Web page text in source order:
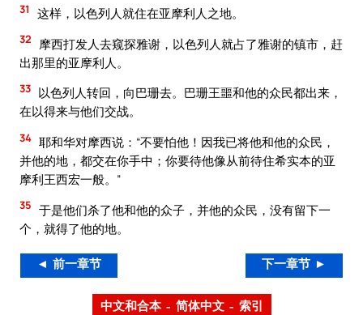
31 这样，以色列人就住在亚摩利人之地。
32
摩西打发人去窥探雅谢，以色列人就占了雅谢的镇市，赶
出那里的亚摩利人。
33 以色列人转回，向巴珊去。巴珊王噩和他的众民都出来，
在以得来与他们交战。
34 耶和华对摩西说：“不要怕他！因我已将他和他的众民，
并他的地，都交在你手中；你要待他像从前待住希实本的亚
摩利王西宏一般。”
35 于是他们杀了他和他的众子，并他的众民，没有留下一
个，就得了他的地。
◄ 前一章节 下一章节 ►
中文和合本 – 简体中文 – 索引